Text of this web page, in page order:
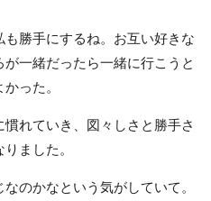
勝手にするね。お互い好きな
一緒だったら一緒に行こうと
った。
れていき、図々しさと勝手さ
ました。
のかなという気がしていて。